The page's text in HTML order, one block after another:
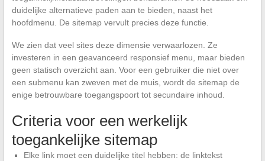
duidelijke alternatieve paden aan te bieden, naast het
hoofdmenu. De sitemap vervult precies deze functie.
We zien dat veel sites deze dimensie verwaarlozen. Ze
investeren in een geavanceerd responsief menu, maar bieden
geen statisch overzicht aan. Voor een gebruiker die niet over
een submenu kan zweven met de muis, wordt de sitemap de
enige betrouwbare toegangspoort tot secundaire inhoud.
Criteria voor een werkelijk
toegankelijke sitemap
Elke link moet een duidelijke titel hebben: de linktekst